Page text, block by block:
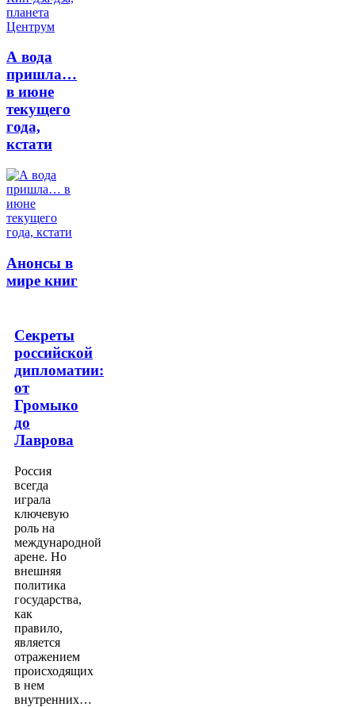
А вода
пришла…
в июне
текущего
года,
кстати
Анонсы в
мире книг
Секреты
российской
дипломатии:
от
Громыко
до
Лаврова
Россия
всегда
играла
ключевую
роль на
международной
арене. Но
внешняя
политика
государства,
как
правило,
является
отражением
происходящих
в нем
внутренних…